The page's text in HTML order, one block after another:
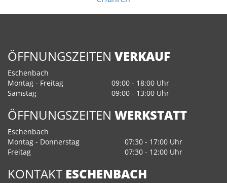
ÖFFNUNGSZEITEN VERKAUF
Eschenbach
Montag - Freitag
09:00 - 18:00 Uhr
Samstag
09:00 - 13:00 Uhr
ÖFFNUNGSZEITEN WERKSTATT
Eschenbach
Montag - Donnerstag
07:30 - 17:00 Uhr
Freitag
07:30 - 12:00 Uhr
KONTAKT ESCHENBACH